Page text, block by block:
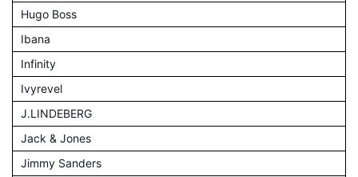
Hugo Boss
Ibana
Infinity
Ivyrevel
J.LINDEBERG
Jack & Jones
Jimmy Sanders